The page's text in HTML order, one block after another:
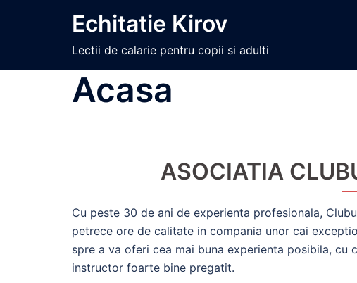
Echitatie Kirov
Lectii de calarie pentru copii si adulti
Acasa
ASOCIATIA
Cu peste 30 de ani de experienta profesionala,
petrece ore de calitate in compania unor cai
spre a va oferi cea mai buna experienta posibila, cu
instructor foarte bine pregatit.